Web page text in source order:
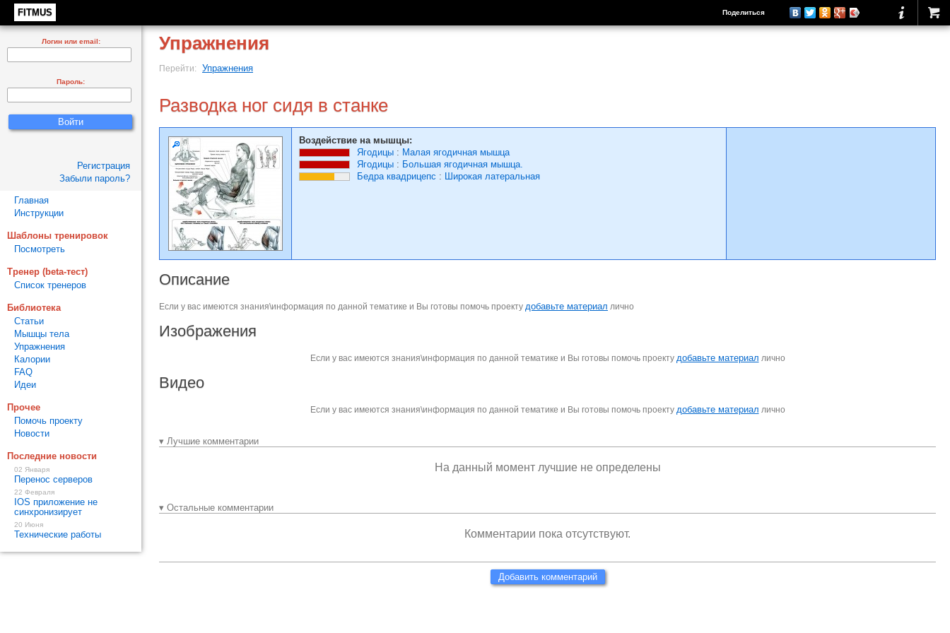
FITMUS Поделиться
Упражнения
Перейти: Упражнения
Разводка ног сидя в станке
Воздействие на мышцы:
Ягодицы : Малая ягодичная мышца
Ягодицы : Большая ягодичная мышца.
Бедра квадрицепс : Широкая латеральная
Описание
Если у вас имеются знания\информация по данной тематике и Вы готовы помочь проекту добавьте материал лично
Изображения
Если у вас имеются знания\информация по данной тематике и Вы готовы помочь проекту добавьте материал лично
Видео
Если у вас имеются знания\информация по данной тематике и Вы готовы помочь проекту добавьте материал лично
▾ Лучшие комментарии
На данный момент лучшие не определены
▾ Остальные комментарии
Комментарии пока отсутствуют.
Добавить комментарий
Логин или email:
Пароль:
Регистрация
Забыли пароль?
Главная
Инструкции
Шаблоны тренировок
Посмотреть
Тренер (beta-тест)
Список тренеров
Библиотека
Статьи
Мышцы тела
Упражнения
Калории
FAQ
Идеи
Прочее
Помочь проекту
Новости
Последние новости
02 Января
Перенос серверов
22 Февраля
IOS приложение не
синхронизирует
20 Июня
Технические работы